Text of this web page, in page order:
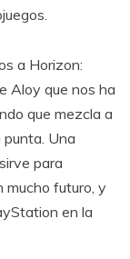
a Horizon:
Aloy que nos ha
que mezcla a
Una
para
mucho futuro, y
en la